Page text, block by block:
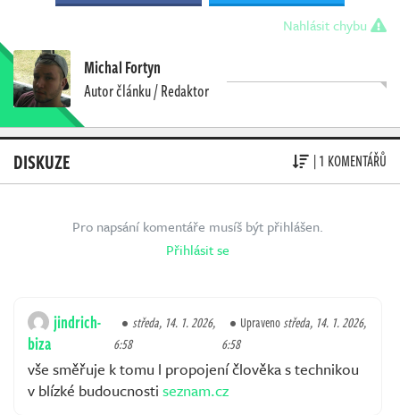
Nahlásit chybu
Michal Fortyn
Autor článku / Redaktor
DISKUZE | 1 KOMENTÁŘŮ
Pro napsání komentáře musíš být přihlášen.
Přihlásit se
jindrich-
biza
středa, 14. 1. 2026,
6:58
Upravenostředa, 14. 1. 2026,
6:58
vše směřuje k tomu l propojení člověka s technikou
v blízké budoucnosti seznam.cz